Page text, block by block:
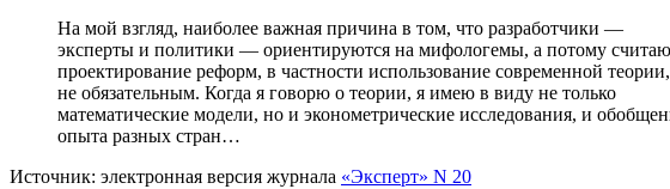
На мой взгляд, наиболее важная причина в том, что разработчики —
эксперты и политики — ориентируются на мифологемы, а потому
проектирование реформ, в частности использование современной теории,
не обязательным. Когда я говорю о теории, я имею в виду не только
математические модели, но и эконометрические исследования, и
опыта разных стран…
Источник: электронная версия журнала «Эксперт» N 20